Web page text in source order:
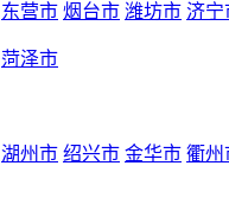
东营市 烟台市 潍坊市 济宁
菏泽市
湖州市 绍兴市 金华市 衢州